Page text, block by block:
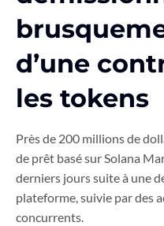
d’une
les tokens
Près de 200 millions de
de prêt basé sur Solana
derniers jours suite à une
plateforme, suivie par des
concurrents.